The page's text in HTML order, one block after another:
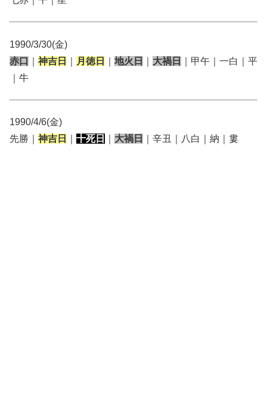
1990/3/30(金)
赤口
神吉日 月徳日 地火日 大禍日
｜甲午｜一白｜平
｜牛
1990/4/6(金)
先勝｜ 神吉日 十死日 大禍日 ｜辛丑｜八白｜納｜婁